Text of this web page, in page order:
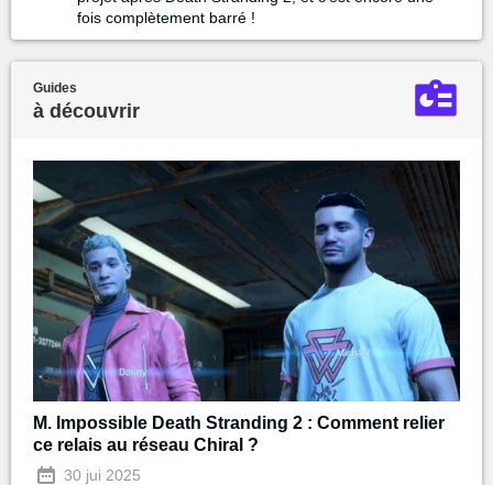
fois complètement barré !
Guides
à découvrir
M. Impossible Death Stranding 2 : Comment relier
ce relais au réseau Chiral ?
30 jui 2025